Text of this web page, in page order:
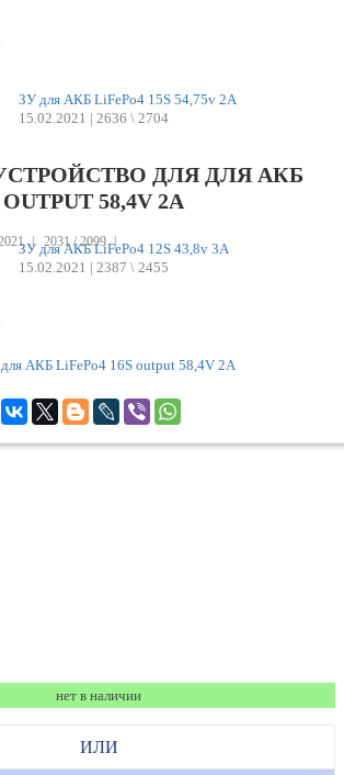
ЗУ для АКБ LiFePo4 15S 54,75v 2A
15.02.2021 | 2636 \ 2704
ЗУ для АКБ LiFePo4 12S 43,8v 3A
15.02.2021 | 2387 \ 2455
ДЛЯ ДЛЯ АКБ
58,4V 2A
| 2031 /2099 |
нет в наличии
ИЛИ